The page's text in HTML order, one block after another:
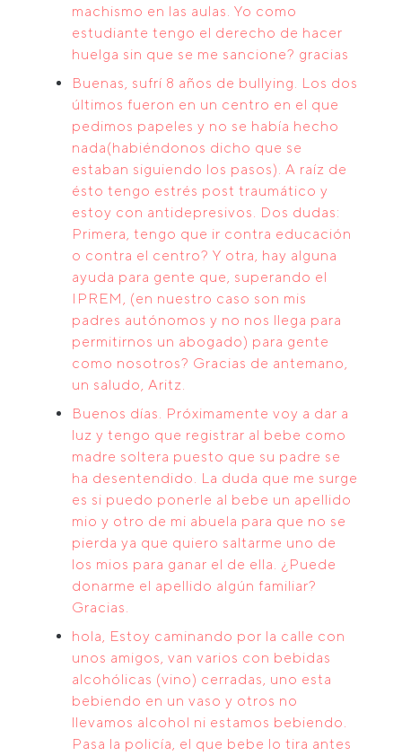
machismo en las aulas. Yo como
estudiante tengo el derecho de hacer
huelga sin que se me sancione? gracias
Buenas, sufrí 8 años de bullying. Los dos
últimos fueron en un centro en el que
pedimos papeles y no se había hecho
nada(habiéndonos dicho que se
estaban siguiendo los pasos). A raíz de
ésto tengo estrés post traumático y
estoy con antidepresivos. Dos dudas:
Primera, tengo que ir contra educación
o contra el centro? Y otra, hay alguna
ayuda para gente que, superando el
IPREM, (en nuestro caso son mis
padres autónomos y no nos llega para
permitirnos un abogado) para gente
como nosotros? Gracias de antemano,
un saludo, Aritz.
Buenos días. Próximamente voy a dar a
luz y tengo que registrar al bebe como
madre soltera puesto que su padre se
ha desentendido. La duda que me surge
es si puedo ponerle al bebe un apellido
mio y otro de mi abuela para que no se
pierda ya que quiero saltarme uno de
los mios para ganar el de ella. ¿Puede
donarme el apellido algún familiar?
Gracias.
hola, Estoy caminando por la calle con
unos amigos, van varios con bebidas
alcohólicas (vino) cerradas, uno esta
bebiendo en un vaso y otros no
llevamos alcohol ni estamos bebiendo.
Pasa la policía, el que bebe lo tira antes